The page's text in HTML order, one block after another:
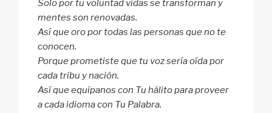
Solo por tu voluntad vidas se transforman y
mentes son renovadas.
Así que oro por todas las personas que no te
conocen.
Porque prometiste que tu voz sería oída por
cada tribu y nación.
Así que equípanos con Tu hálito para proveer
a cada idioma con Tu Palabra.